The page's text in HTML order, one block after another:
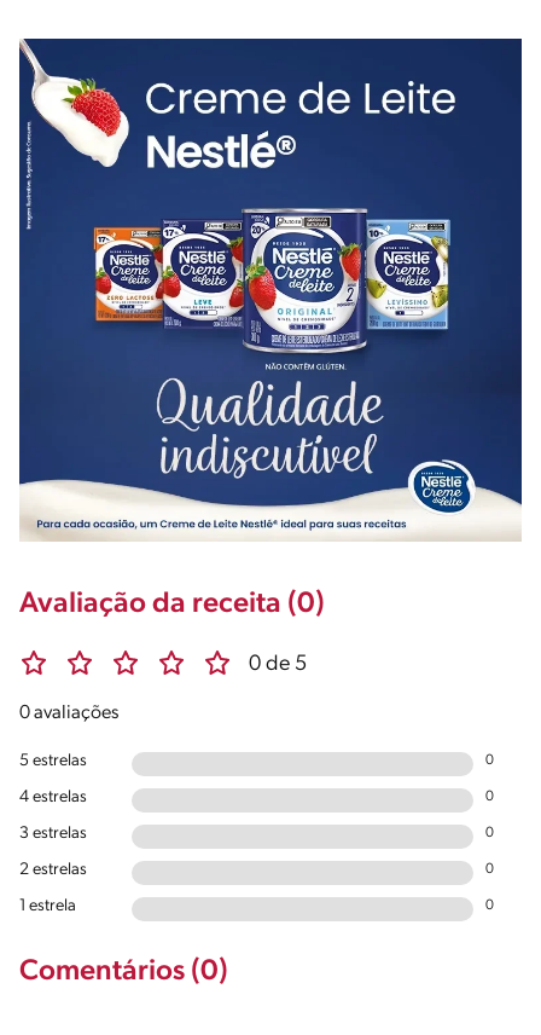
Avaliação da receita (0)
0 de 5
0 avaliações
5 estrelas 0
4 estrelas 0
3 estrelas 0
2 estrelas 0
1 estrela 0
Comentários (0)